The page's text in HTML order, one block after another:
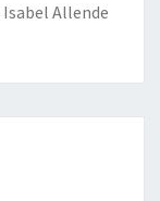
Isabel Allende